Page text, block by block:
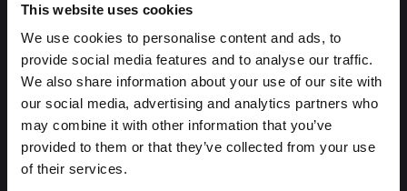
This website uses cookies
We use cookies to personalise content and ads, to
provide social media features and to analyse our traffic.
We also share information about your use of our site with
our social media, advertising and analytics partners who
may combine it with other information that you’ve
provided to them or that they’ve collected from your use
of their services.